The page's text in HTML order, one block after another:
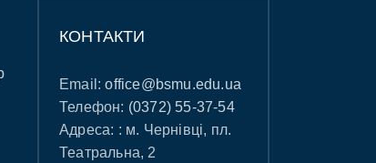
КОНТАКТИ
Email:office@bsmu.edu.ua
Телефон: (0372) 55-37-54
Адреса: : м. Чернівці, пл.
Театральна, 2